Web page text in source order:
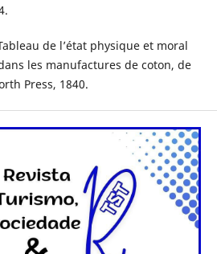
de l’état physique et moral
les manufactures de coton, de
Press, 1840.